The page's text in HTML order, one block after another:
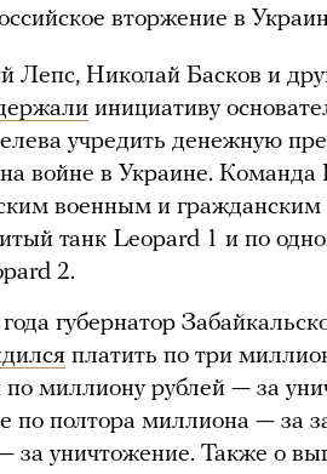
вторжение в
Лепс, Николай Басков и
инициативу
учредить денежную
войне в Украине. Команда
военным и гражданским
танк Leopard 1 и по
2.
губернатор
платить по три
по миллиону рублей — за
по полтора миллиона — за
за уничтожение. Также о